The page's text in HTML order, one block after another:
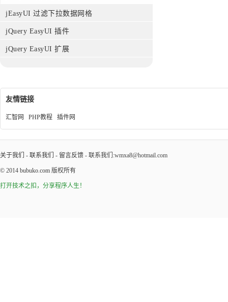
jEasyUI 过滤下拉数据网格
jQuery EasyUI 插件
jQuery EasyUI 扩展
友情链接
汇智网 PHP教程 插件网
关于我们 - 联系我们 - 留言反馈 - 联系我们:wmxa8@hotmail.com
© 2014 bubuko.com 版权所有
打开技术之扣，分享程序人生！